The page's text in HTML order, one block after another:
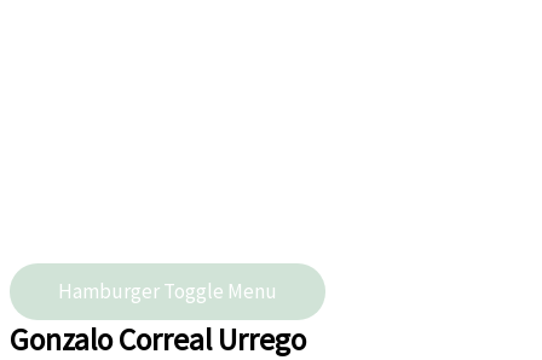
Hamburger Toggle Menu
Gonzalo Correal Urrego